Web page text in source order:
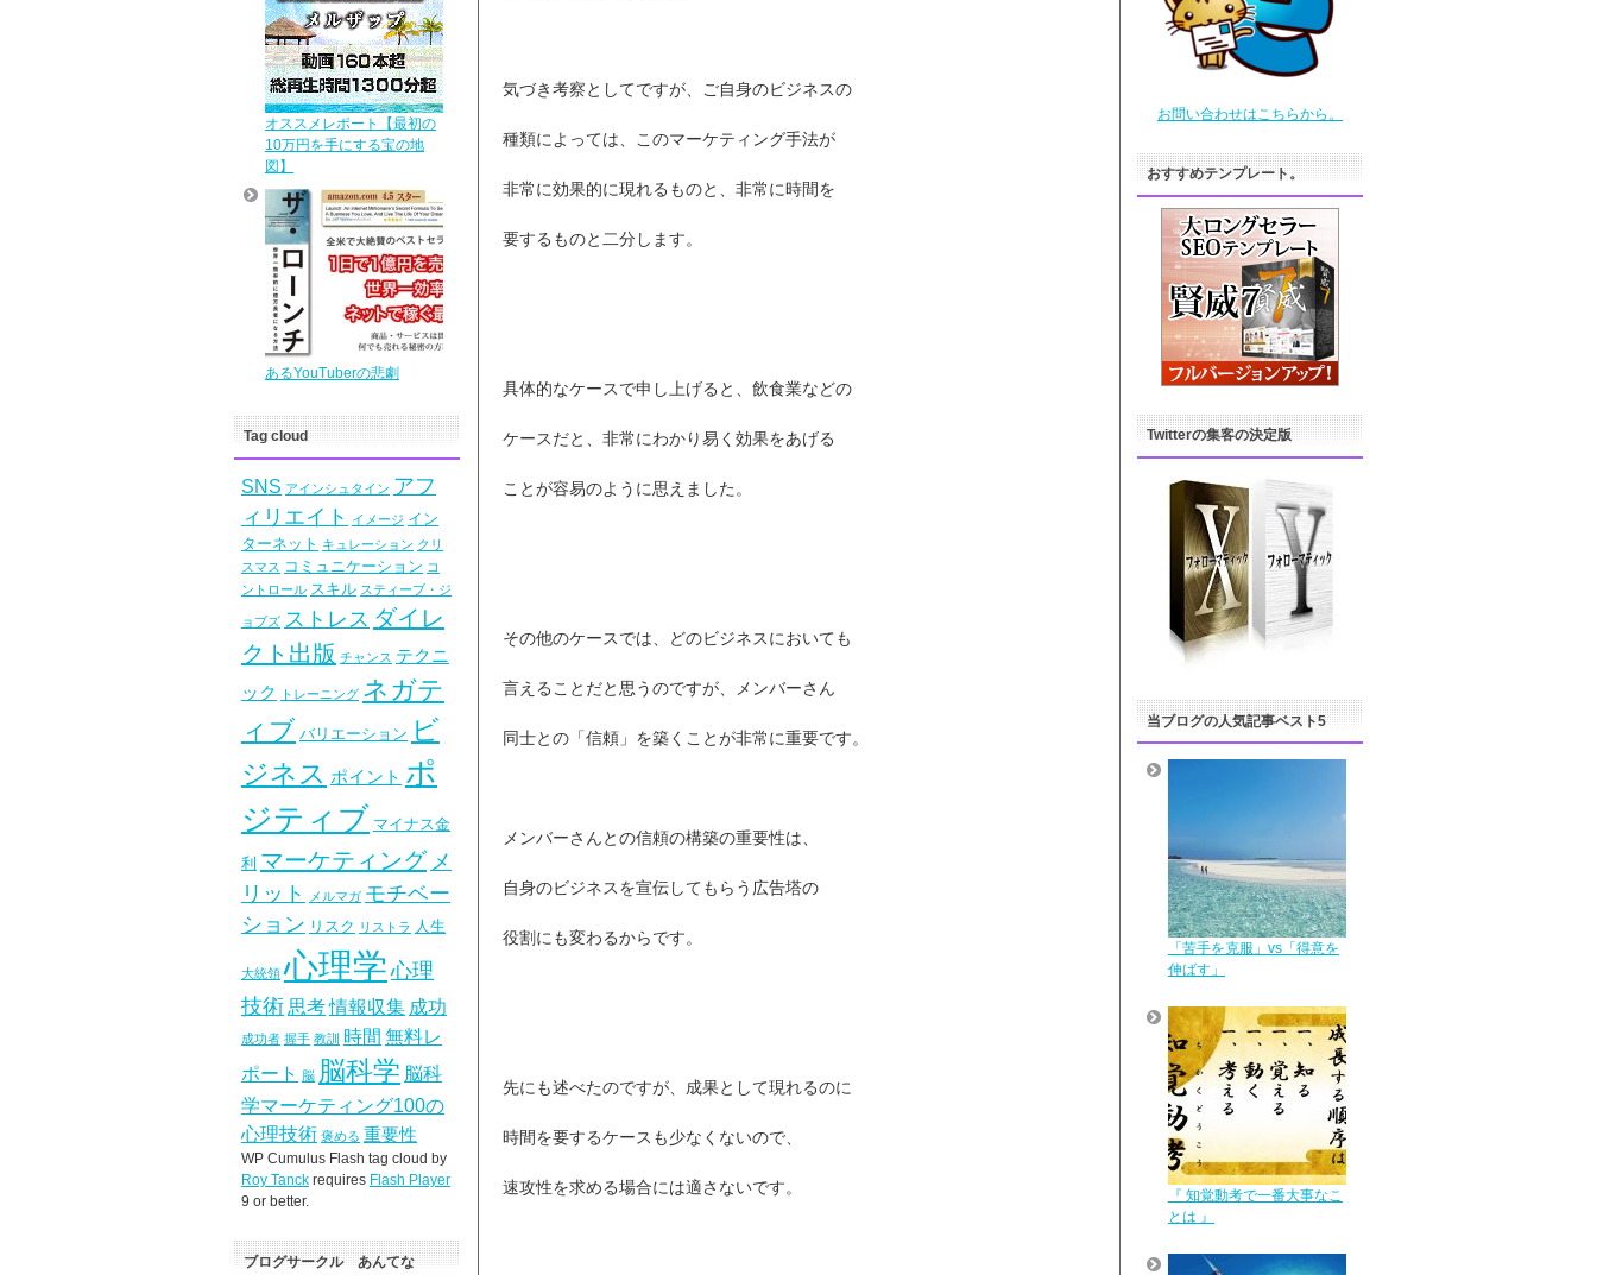
気づき考察としてですが、ご自身のビジネスの
種類によっては、このマーケティング手法が
非常に効果的に現れるものと、非常に時間を
要するものと二分します。
具体的なケースで申し上げると、飲食業などの
ケースだと、非常にわかり易く効果をあげる
ことが容易のように思えました。
その他のケースでは、どのビジネスにおいても
言えることだと思うのですが、メンバーさん
同士との「信頼」を築くことが非常に重要です。
メンバーさんとの信頼の構築の重要性は、
自身のビジネスを宣伝してもらう広告塔の
役割にも変わるからです。
先にも述べたのですが、成果として現れるのに
時間を要するケースも少なくないので、
速攻性を求める場合には適さないです。
オススメレポート【最初の
10万円を手にする宝の地
図】
あるYouTuberの悲劇
Tag cloud
SNS アインシュタイン アフ
ィリエイト
イメージ イン
ターネット キュレーション クリ
スマス コミュニケーション コ
ントロール スキル スティーブ・ジ
ョブズ ストレス ダイレ
クト出版 チャンス テクニ
ック
トレーニング ネガテ
ィブ バリエーション ビ
ジネス ポイント ポ
ジティブ マイナス金
利 マーケティング メ
リット
メルマガ モチベー
ション リスク リストラ 人生
大統領 心理学 心理
技術 思考情報収集 成功
成功者 握手 教訓 時間 無料レ
ポート
脳 脳科学 脳科
学マーケティング100の
心理技術 褒める 重要性
WP Cumulus Flash tag cloud by
Roy Tanck requires Flash Player
9 or better.
ブログサークル あんてな
お問い合わせはこちらから。
おすすめテンプレート。
Twitterの集客の決定版
当ブログの人気記事ベスト5
「苦手を克服」vs「得意を
伸ばす」
『 知覚動考で一番大事なこ
とは 』